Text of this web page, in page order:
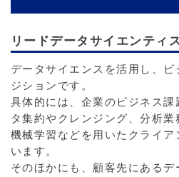
リードデータサイエンティ
データサイエンスを活用し、
ジションです。
具体的には、企業のビジネス
タ集約やクレンジング、分析
機械学習などを用いたクライ
います。
そのほかにも、顧客先にある